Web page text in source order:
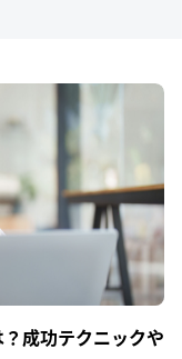
成功テクニックや